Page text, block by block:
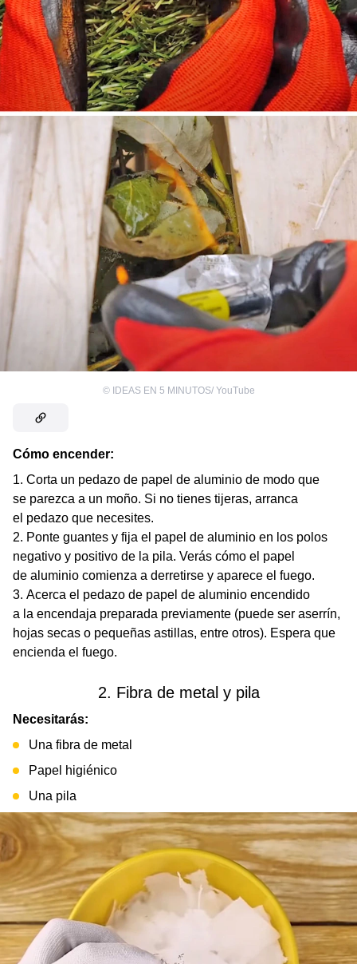
© IDEAS EN 5 MINUTOS/ YouTube
Cómo encender:
Corta un pedazo de papel de aluminio de modo que
se parezca a un moño. Si no tienes tijeras, arranca
el pedazo que necesites.
Ponte guantes y fija el papel de aluminio en los polos
negativo y positivo de la pila. Verás cómo el papel
de aluminio comienza a derretirse y aparece el fuego.
Acerca el pedazo de papel de aluminio encendido
a la encendaja preparada previamente (puede ser aserrín,
hojas secas o pequeñas astillas, entre otros). Espera que
encienda el fuego.
2. Fibra de metal y pila
Necesitarás:
Una fibra de metal
Papel higiénico
Una pila